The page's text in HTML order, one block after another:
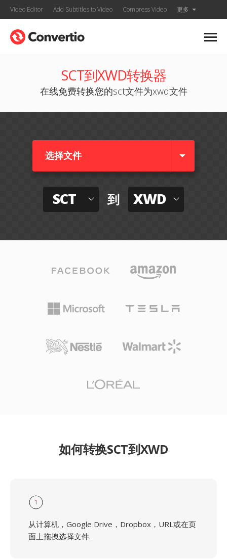
Video Editor Add Subtitles to Video Compress Video 更多
SCT到XWD转换器
在线免费转换您的sct文件为xwd文件
选择文件
SCT 到 XWD
如何转换SCT到XWD
1
从计算机，Google Drive，Dropbox，URL或在页
面上拖拽选择文件.